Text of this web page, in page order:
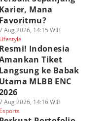
Karier, Mana
Favoritmu?
Aug 2026, 14:15 WIB
Lifestyle
Resmi! Indonesia
Tiket
Langsung ke Babak
Utama MLBB ENC
Aug 2026, 14:16 WIB
Esports